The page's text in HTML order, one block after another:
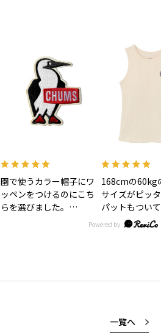
園で使うカラー帽子にワ
ッペンをつけるのにこち
らを選びました。
大きすぎずとっても可愛
168cmの60kg
サイズがピッ
パットもつい
お風呂上がり
ょうどいい感
たが、厚くて
一覧へ